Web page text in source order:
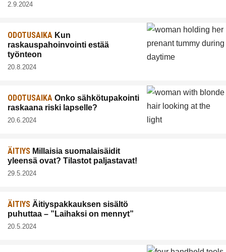
2.9.2024
ODOTUSAIKA Kun
raskauspahoinvointi estää
työnteon
20.8.2024
ODOTUSAIKA Onko sähkötupakointi
raskaana riski lapselle?
20.6.2024
ÄITIYS Millaisia suomalaisäidit
yleensä ovat? Tilastot paljastavat!
29.5.2024
ÄITIYS Äitiyspakkauksen sisältö
puhuttaa – ”Laihaksi on mennyt”
20.5.2024